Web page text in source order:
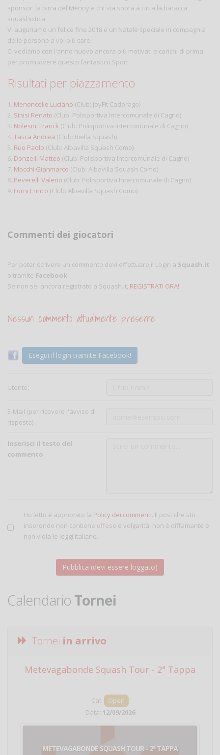
sponsor, la birra del Menny e chi sta sopra a tutta la baracca
squashistica.
Vi auguriamo un felice fine 2018 e un Natale speciale in compagnia
delle persone a voi più care.
Ci vediamo con l'anno nuovo ancora più motivati e carichi di prima
per promuovere questo fantastico Sport.
Risultati per piazzamento
1. Menoncello Luciano (Club: JoyFit Cadorago)
2. Sinisi Renato (Club: Polisportiva Intercomunale di Cagno)
3. Nolesini Franck (Club: Polisportiva Intercomunale di Cagno)
4. Tasca Andrea (Club: Biella Squash)
5. Ruo Paolo (Club: Albavilla Squash Como)
6. Donzelli Matteo (Club: Polisportiva Intercomunale di Cagno)
7. Mocchi Gianmarco (Club: Albavilla Squash Como)
8. Peverelli Valerio (Club: Polisportiva Intercomunale di Cagno)
9. Forni Enrico (Club: Albavilla Squash Como)
Commenti dei giocatori
Per poter scrivere un commento devi effettuare il Login a Squash.it
o tramite Facebook.
Se non sei ancora registrato a Squash.it, REGISTRATI ORA!
Nessun commento attualmente presente
Esegui il login tramite Facebook!
Utente:
E-Mail (per ricevere l'avviso di
risposta)
Inserisci il testo del
commento
Ho letto e approvato la Policy dei commenti. Il post che sto
inserendo non contiene offese e volgarità, non è diffamante e
non viola le leggi italiane.
Calendario Tornei
Tornei in arrivo
Metevagabonde Squash Tour - 2ª Tappa
Cat:
Open
Data: 12/09/2026
METEVAGABONDE SQUASH TOUR - 2ª TAPPA